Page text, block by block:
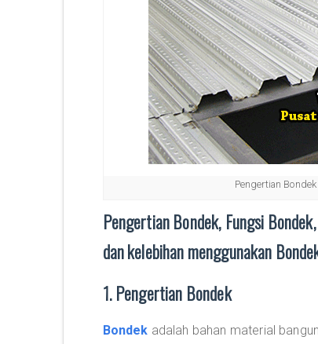
Pengertian
Pengertian Bondek, Fungsi
dan kelebihan menggunakan
1. Pengertian Bondek
Bondek adalah bahan material